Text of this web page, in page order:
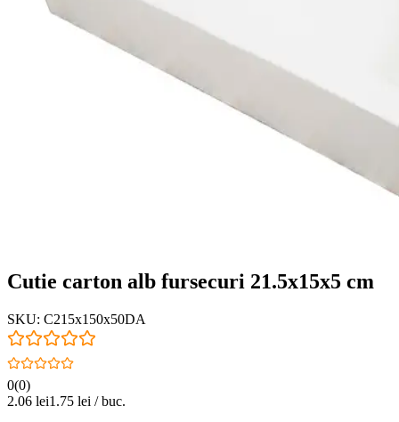
Cutie carton alb fursecuri 21.5x15x5 cm
SKU: C215x150x50DA
0(0)
2.06 lei1.75 lei / buc.